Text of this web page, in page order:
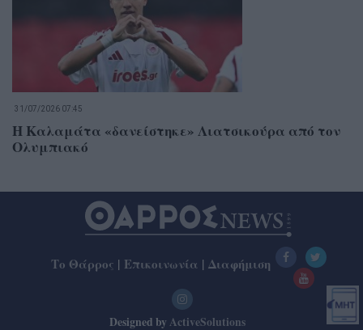
31/07/2026 07:45
Η Καλαμάτα «δανείστηκε» Λιατσικούρα από τον
Ολυμπιακό
Το Θάρρος | Επικοινωνία | Διαφήμιση
Designed by ActiveSolutions